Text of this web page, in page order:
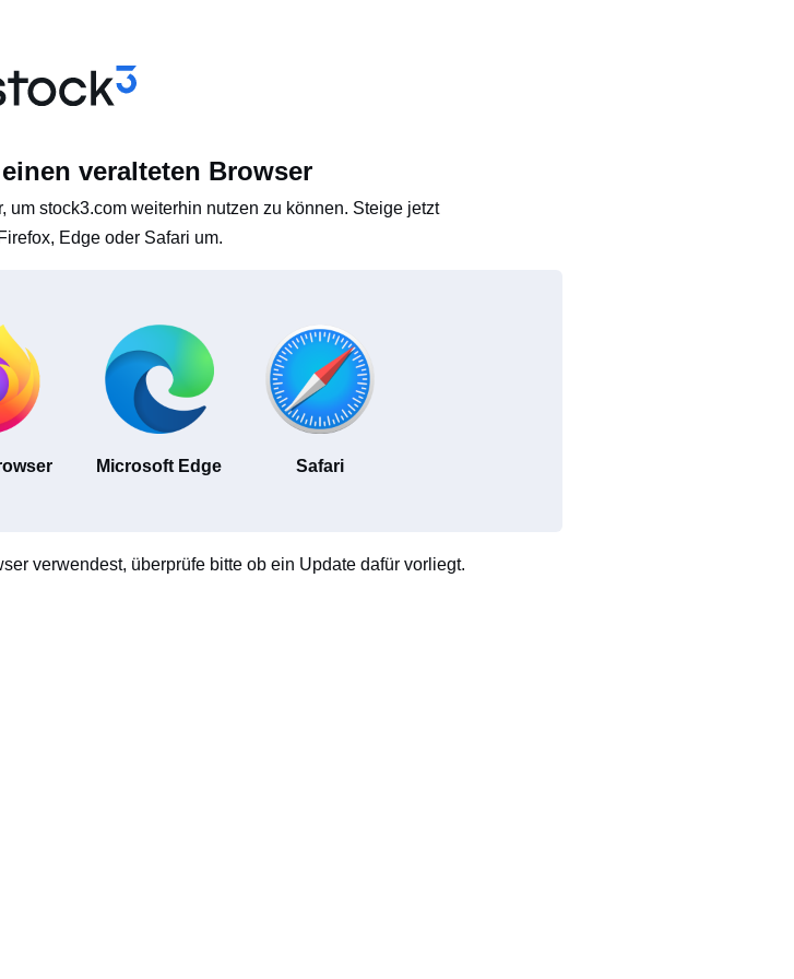
veralteten Browser
stock3.com weiterhin nutzen zu können. Steige jetzt
Edge oder Safari um.
Microsoft Edge Safari
verwendest, überprüfe bitte ob ein Update dafür vorliegt.